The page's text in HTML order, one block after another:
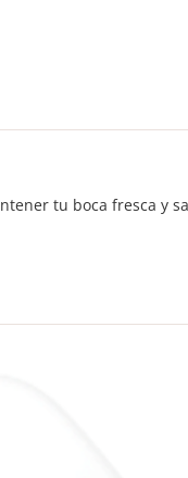
tu boca fresca y